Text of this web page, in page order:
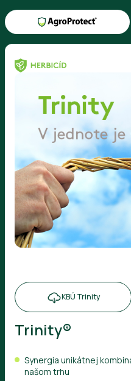
KBÚ Trinity
Trinity®
Synergia unikátnej
našom trhu